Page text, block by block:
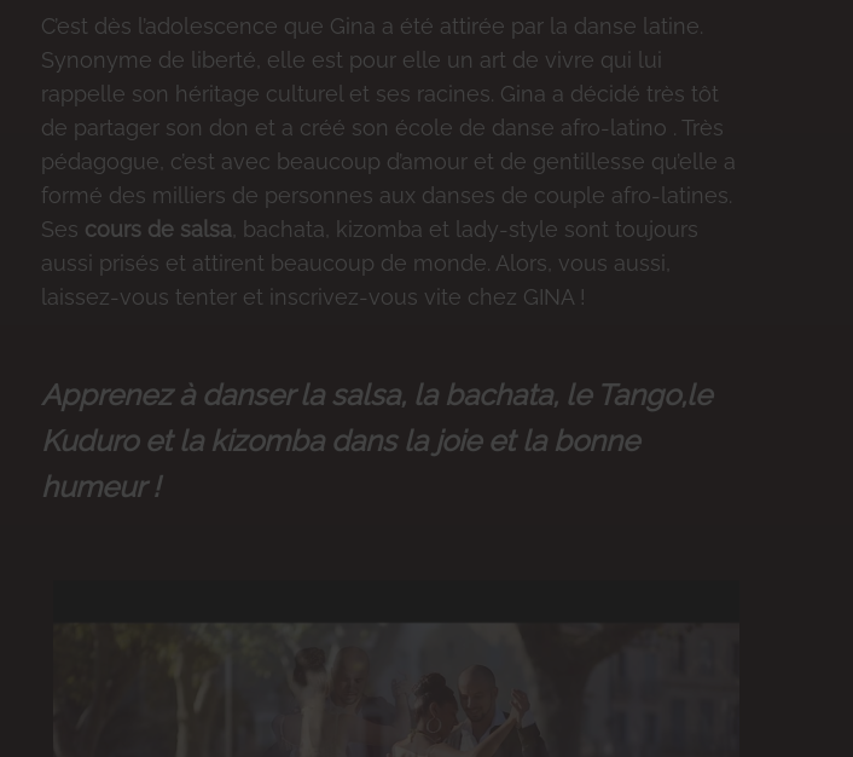
C’est dès l’adolescence que Gina a été attirée par la danse latine.
Synonyme de liberté, elle est pour elle un art de vivre qui lui
rappelle son héritage culturel et ses racines. Gina a décidé très tôt
de partager son don et a créé son école de danse afro-latino . Très
pédagogue, c’est avec beaucoup d’amour et de gentillesse qu’elle a
formé des milliers de personnes aux danses de couple afro-latines.
Ses cours de salsa , bachata, kizomba et lady-style sont toujours
aussi prisés et attirent beaucoup de monde. Alors, vous aussi,
laissez-vous tenter et inscrivez-vous vite chez GINA !
Apprenez à danser la salsa, la bachata, le Tango,le
Kuduro et la kizomba dans la joie et la bonne
humeur !